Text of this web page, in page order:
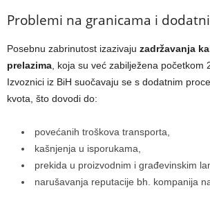
Problemi na granicama i
Posebnu zabrinutost izazivaju zadržavanja
prelazima , koja su već zabilježena početkom
Izvoznici iz BiH suočavaju se s dodatnim
kvota, što dovodi do:
povećanih troškova transporta,
kašnjenja u isporukama,
prekida u proizvodnim i građevinskim
narušavanja reputacije bh. kompanija